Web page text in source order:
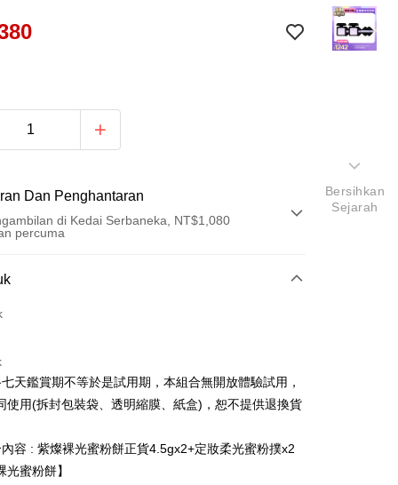
Dan Penghantaran
di Kedai Serbaneka, NT$1,080
percuma
Penuh)
di Kedai Serbaneka
天鑑賞期不等於是試用期，本組合無開放體驗試用，
使用(拆封包裝袋、透明縮膜、紙盒)，恕不提供退換貨
容 : 紫燦裸光蜜粉餅正貨4.5gx2+定妝柔光蜜粉撲x2
光蜜粉餅】
Bersihkan
Sejarah